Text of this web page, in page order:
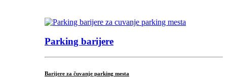
Parking barijere
Barijere za čuvanje parking mesta